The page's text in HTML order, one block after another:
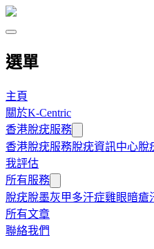
選單
主頁
關於K-Centric
香港脫疣服務
香港脫疣服務脫疣資訊中心脫
我評估
所有服務
脫疣脫墨灰甲多汗症雞眼暗瘡
所有文章
聯絡我們